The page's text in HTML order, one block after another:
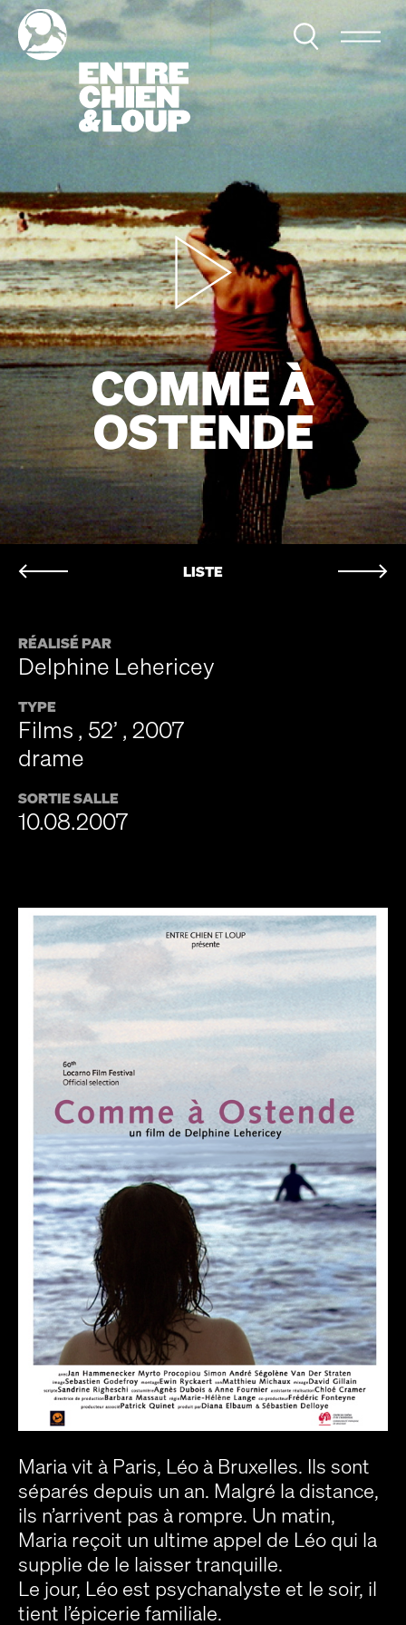
COMME À
OSTENDE
LISTE
RÉALISÉ PAR
Delphine Lehericey
TYPE
Films , 52’ , 2007
drame
SORTIE SALLE
10.08.2007
Maria vit à Paris, Léo à Bruxelles. Ils sont
séparés depuis un an. Malgré la distance,
ils n’arrivent pas à rompre. Un matin,
Maria reçoit un ultime appel de Léo qui la
supplie de le laisser tranquille.
Le jour, Léo est psychanalyste et le soir, il
tient l’épicerie familiale.